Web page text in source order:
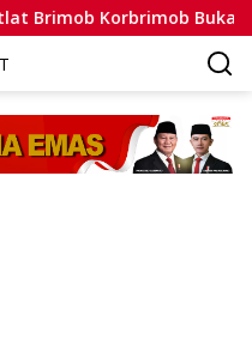
Buka Pelatihan